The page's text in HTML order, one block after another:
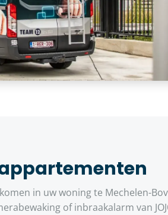
in uw woning te Mechelen-
of inbraakalarm van